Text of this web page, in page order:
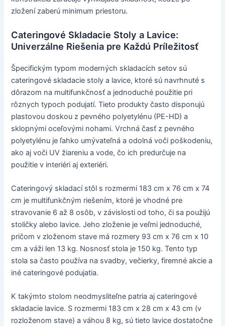
zložení zaberú minimum priestoru.
Cateringové Skladacie Stoly a Lavice:
Univerzálne Riešenia pre Každú Príležitosť
Špecifickým typom moderných skladacích setov sú
cateringové skladacie stoly a lavice, ktoré sú navrhnuté s
dôrazom na multifunkčnosť a jednoduché použitie pri
rôznych typoch podujatí. Tieto produkty často disponujú
plastovou doskou z pevného polyetylénu (PE-HD) a
sklopnými oceľovými nohami. Vrchná časť z pevného
polyetylénu je ľahko umývateľná a odolná voči poškodeniu,
ako aj voči UV žiareniu a vode, čo ich predurčuje na
použitie v interiéri aj exteriéri.
Cateringový skladací stôl s rozmermi 183 cm x 76 cm x 74
cm je multifunkčným riešením, ktoré je vhodné pre
stravovanie 6 až 8 osôb, v závislosti od toho, či sa použijú
stoličky alebo lavice. Jeho zloženie je veľmi jednoduché,
pričom v zloženom stave má rozmery 93 cm x 76 cm x 10
cm a váži len 13 kg. Nosnosť stola je 150 kg. Tento typ
stola sa často používa na svadby, večierky, firemné akcie a
iné cateringové podujatia.
K takýmto stolom neodmysliteľne patria aj cateringové
skladacie lavice. S rozmermi 183 cm x 28 cm x 43 cm (v
rozloženom stave) a váhou 8 kg, sú tieto lavice dostatočne